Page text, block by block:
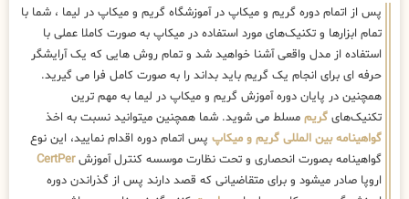
پس از اتمام دوره گریم و میکاپ در آموزشگاه گریم و میکاپ در لیما ، شما با
تمام ابزارها و تکنیک‌های مورد استفاده در میکاپ به صورت کاملا عملی با
استفاده از مدل واقعی آشنا خواهید شد و تمام روش هایی که یک آرایشگر
حرفه ای برای انجام یک گریم باید بداند را به صورت کامل فرا می گیرید.
همچنین در پایان دوره آموزش گریم و میکاپ در لیما به مهم ترین
تکنیک‌های گریم مسلط می شوید. شما همچنین میتوانید نسبت به اخذ
گواهینامه بین المللی گریم و میکاپ پس اتمام دوره اقدام نمایید، این نوع
گواهینامه بصورت انحصاری و تحت نظارت موسسه کنترل آموزشCertPer
اروپا صادر میشود و برای متقاضیانی که قصد دارند پس از گذراندن دوره